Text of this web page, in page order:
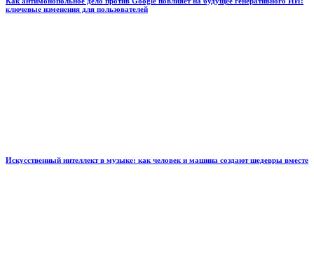
ключевые изменения для пользователей
Искусственный интеллект в музыке: как человек и машина создают шедевры вместе